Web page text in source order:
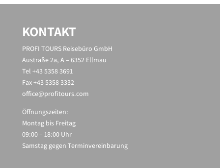
KONTAKT
PROFI TOURS Reisebüro GmbH
Austraße 2a, A – 6352 Ellmau
Tel +43 5358 3691
Fax +43 5358 3332
office@profitours.com
Öffnungszeiten:
Montag bis Freitag
09:00 – 18:00 Uhr
Samstag gegen Terminvereinbarung